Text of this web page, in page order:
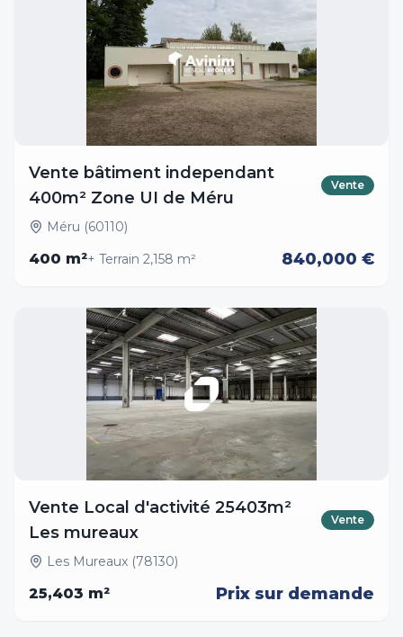
Vente bâtiment independant
400m² Zone UI de Méru
Vente
Méru (60110)
400 m²+ Terrain 2,158 m² 840,000 €
Vente Local d'activité 25403m²
Les mureaux
Vente
Les Mureaux (78130)
25,403 m² Prix sur demande